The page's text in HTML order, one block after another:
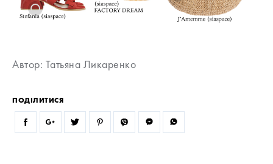
Автор: Татьяна Ликаренко
ПОДІЛИТИСЯ